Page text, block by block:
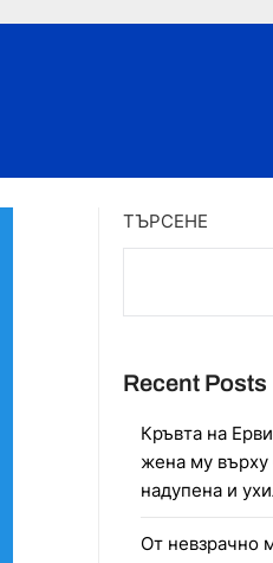
ТЪРСЕНЕ
Recent Posts
Кръвта на
жена му върху
надупена и
От невзрачно